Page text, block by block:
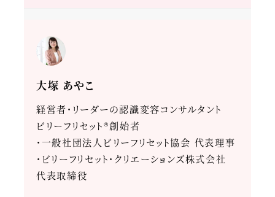
大塚 あやこ
経営者・リーダーの認識変容コンサルタント
ビリーフリセット®創始者
・一般社団法人ビリーフリセット協会 代表理事
・ビリーフリセット・クリエーションズ株式会社
代表取締役